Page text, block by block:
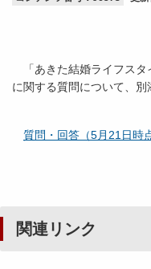
「あきた結婚ライフスタ
に関する質問について、別
質問・回答（5月21日時
関連リンク